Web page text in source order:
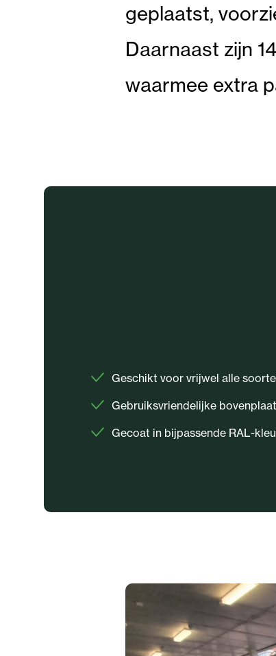
geplaatst,
Daarnaast zijn
waarmee extra
Geschikt voor vrijwel alle
Gebruiksvriendelijke
Gecoat in bijpassende RAL-